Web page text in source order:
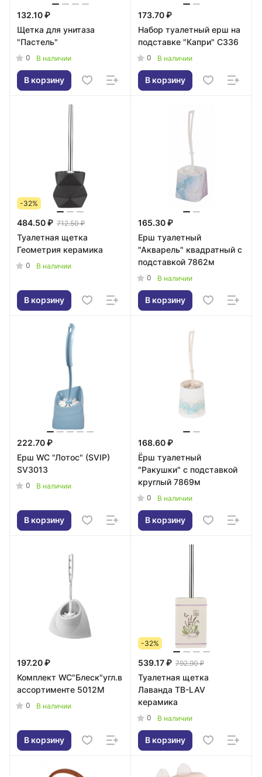
132.10 ₽
Щетка для унитаза
"Пастель"
0 В наличии
В корзину
173.70 ₽
Набор туалетный ерш на
подставке "Капри" С336
0 В наличии
В корзину
-32%
484.50 ₽ 712.50 ₽
Туалетная щетка
Геометрия керамика
0 В наличии
В корзину
165.30 ₽
Ерш туалетный
"Акварель" квадратный с
подставкой 7862м
0 В наличии
В корзину
222.70 ₽
Ерш WC "Лотос" (SVIP)
SV3013
0 В наличии
В корзину
168.60 ₽
Ёрш туалетный
"Ракушки" с подставкой
круглый 7869м
0 В наличии
В корзину
197.20 ₽
Комплект WC"Блеск"угл.в
ассортименте 5012M
0 В наличии
В корзину
-32%
539.17 ₽ 792.90 ₽
Туалетная щетка
Лаванда TB-LAV
керамика
0 В наличии
В корзину